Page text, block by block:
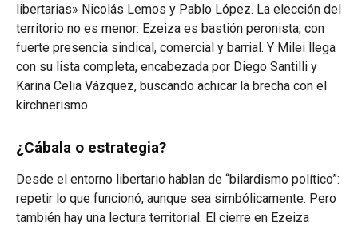
libertarias» Nicolás Lemos y Pablo López. La elección del
territorio no es menor: Ezeiza es bastión peronista, con
fuerte presencia sindical, comercial y barrial. Y Milei llega
con su lista completa, encabezada por Diego Santilli y
Karina Celia Vázquez, buscando achicar la brecha con el
kirchnerismo.
¿Cábala o estrategia?
Desde el entorno libertario hablan de “bilardismo político”:
repetir lo que funcionó, aunque sea simbólicamente. Pero
también hay una lectura territorial. El cierre en Ezeiza